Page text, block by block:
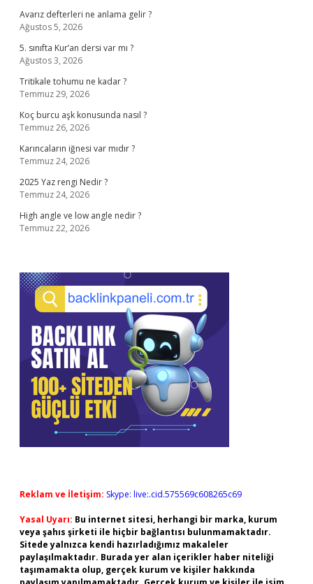
Avarız defterleri ne anlama gelir ?
Ağustos 5, 2026
5. sınıfta Kur’an dersi var mı ?
Ağustos 3, 2026
Tritikale tohumu ne kadar ?
Temmuz 29, 2026
Koç burcu aşk konusunda nasıl ?
Temmuz 26, 2026
Karıncaların iğnesi var mıdır ?
Temmuz 24, 2026
2025 Yaz rengi Nedir ?
Temmuz 24, 2026
High angle ve low angle nedir ?
Temmuz 22, 2026
Reklam ve İletişim: Skype: live:.cid.575569c608265c69
Yasal Uyarı: Bu internet sitesi, herhangi bir marka, kurum
veya şahıs şirketi ile hiçbir bağlantısı bulunmamaktadır.
Sitede yalnızca kendi hazırladığımız makaleler
paylaşılmaktadır. Burada yer alan içerikler haber niteliği
taşımamakta olup, gerçek kurum ve kişiler hakkında